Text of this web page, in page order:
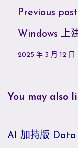
Previous post
Windows 上
Node.js
2025 年 3 月 12 日
You may also
AI 加持版 Data